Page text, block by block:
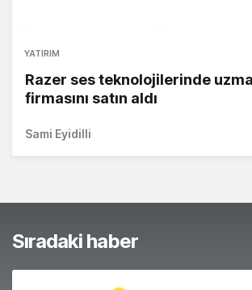
YATIRIM
Razer ses teknolojilerinde
firmasını satın aldı
Sami Eyidilli
Sıradaki haber